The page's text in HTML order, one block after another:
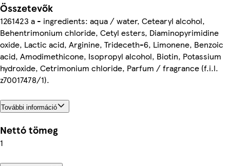
Összetevők
1261423 a - ingredients: aqua / water, Cetearyl alcohol,
Behentrimonium chloride, Cetyl esters, Diaminopyrimidine
oxide, Lactic acid, Arginine, Trideceth-6, Limonene, Benzoic
acid, Amodimethicone, Isopropyl alcohol, Biotin, Potassium
hydroxide, Cetrimonium chloride, Parfum / fragrance (f.i.l.
z70017478/1).
További információ
Nettó tömeg
1